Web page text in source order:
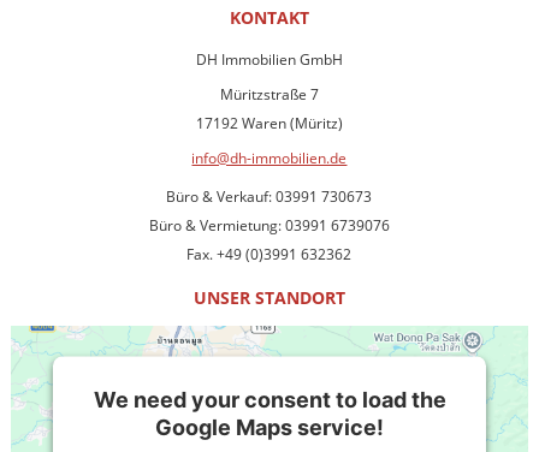
KONTAKT
DH Immobilien GmbH
Müritzstraße 7
17192 Waren (Müritz)
info@dh-immobilien.de
Büro & Verkauf: 03991 730673
Büro & Vermietung: 03991 6739076
Fax. +49 (0)3991 632362
UNSER STANDORT
We need your consent to load the
Google Maps service!